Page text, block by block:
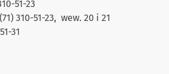
51-23
310-51-23, wew. 20 i 21
31